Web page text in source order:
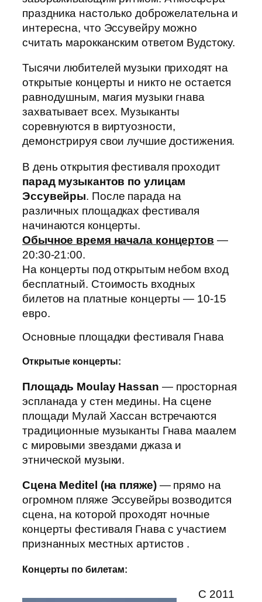
праздника настолько доброжелательна и
интересна, что Эссувейру можно
считать марокканским ответом Вудстоку.
Тысячи любителей музыки приходят на
открытые концерты и никто не остается
равнодушным, магия музыки гнава
захватывает всех. Музыканты
соревнуются в виртуозности,
демонстрируя свои лучшие достижения.
В день открытия фестиваля проходит
парад музыкантов по улицам
Эссувейры. После парада на
различных площадках фестиваля
начинаются концерты.
Обычное время начала концертов —
20:30-21:00.
На концерты под открытым небом вход
бесплатный. Стоимость входных
билетов на платные концерты — 10-15
евро.
Основные площадки фестиваля Гнава
Открытые концерты:
Площадь Moulay Hassan — просторная
эспланада у стен медины. На сцене
площади Мулай Хассан встречаются
традиционные музыканты Гнава маалем
с мировыми звездами джаза и
этнической музыки.
Сцена Meditel (на пляже)— прямо на
огромном пляже Эссувейры возводится
сцена, на которой проходят ночные
концерты фестиваля Гнава с участием
признанных местных артистов .
Концерты по билетам:
С 2011